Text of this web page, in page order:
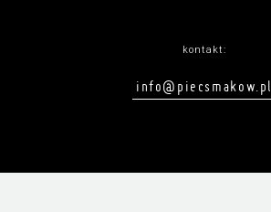
kontakt:
info@piecsmakow.pl